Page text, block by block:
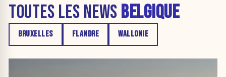
TOUTES LES NEWS BELGIQUE
BRUXELLES FLANDRE WALLONIE